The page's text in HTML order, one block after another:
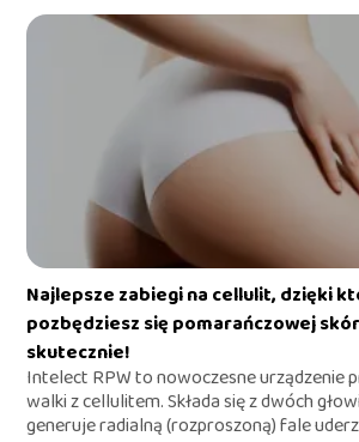
Najlepsze zabiegi na cellulit, dzięki
pozbędziesz się pomarańczowej
skutecznie!
Intelect RPW to nowoczesne urządzenie
walki z cellulitem. Składa się z dwóch
generuje radialną (rozproszoną) fale